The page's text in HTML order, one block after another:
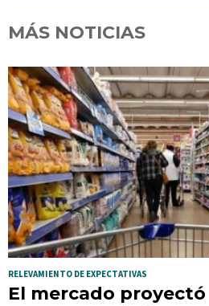
MÁS NOTICIAS
RELEVAMIENTO DE EXPECTATIVAS
El mercado